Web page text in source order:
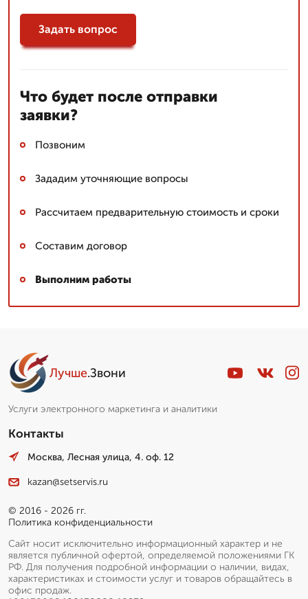
Задать вопрос
Что будет после отправки
заявки?
Позвоним
Зададим уточняющие вопросы
Рассчитаем предварительную стоимость и сроки
Составим договор
Выполним работы
Лучше.Звони
Услуги электронного маркетинга и аналитики
Контакты
Москва, Лесная улица, 4. оф. 12
kazan@setservis.ru
© 2016 - 2026 гг.
Политика конфиденциальности
Сайт носит исключительно информационный характер и не
является публичной офертой, определяемой положениями ГК
РФ. Для получения подробной информации о наличии, видах,
характеристиках и стоимости услуг и товаров обращайтесь в
офис продаж.